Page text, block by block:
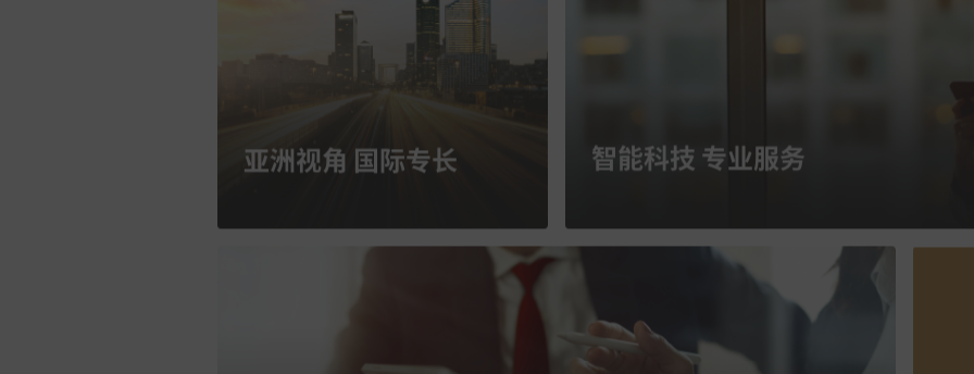
亚洲视角 国际专长 智能科技 专业服务